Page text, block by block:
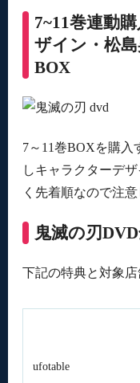
7~11巻連動
ザイン・松
BOX
7～11巻BOXを購入
しキャラクターデ
く先着順なので注意
鬼滅の刃
下記の特典と対象店
ufotable